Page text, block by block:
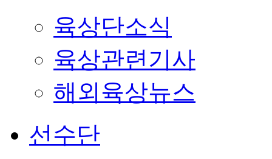
육상단소식
육상관련기사
해외육상뉴스
선수단